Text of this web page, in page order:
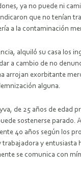
ya no puede ni
que no tenían
a la contaminación
alquiló su casa los
a cambio de no
arrojan exorbitante
alguna.
de 25 años de edad
sostenerse parado.
40 años según los
trabajadora y entusiasta
se comunica con